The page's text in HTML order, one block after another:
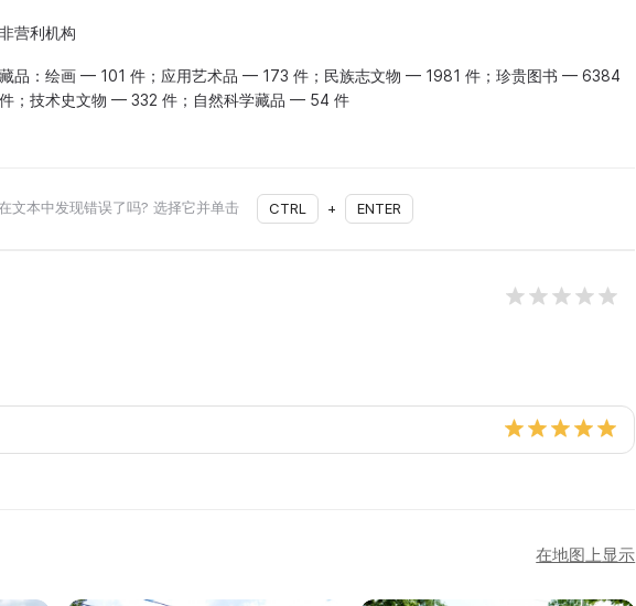
非营利机构
藏品：绘画 — 101 件；应用艺术品 — 173 件；民族志文物 — 1981 件；珍贵图书 — 6384
件；技术史文物 — 332 件；自然科学藏品 — 54 件
文本中发现错误了吗? 选择它并单击 CTRL + ENTER
在地图上显示